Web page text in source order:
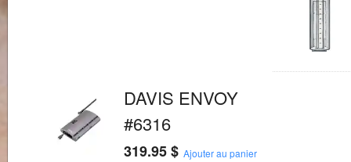
DAVIS ENVOY
#6316
319.95$ Ajouter au panier